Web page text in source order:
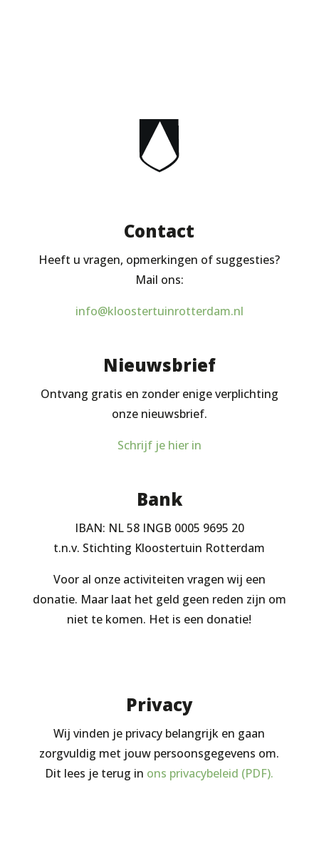
Contact
Heeft u vragen, opmerkingen of suggesties?
Mail ons:
info@kloostertuinrotterdam.nl
Nieuwsbrief
Ontvang gratis en zonder enige verplichting
onze nieuwsbrief.
Schrijf je hier in
Bank
IBAN: NL 58 INGB 0005 9695 20
t.n.v. Stichting Kloostertuin Rotterdam
Voor al onze activiteiten vragen wij een
donatie. Maar laat het geld geen reden zijn om
niet te komen. Het is een donatie!
Privacy
Wij vinden je privacy belangrijk en gaan
zorgvuldig met jouw persoonsgegevens om.
Dit lees je terug in ons privacybeleid (PDF).